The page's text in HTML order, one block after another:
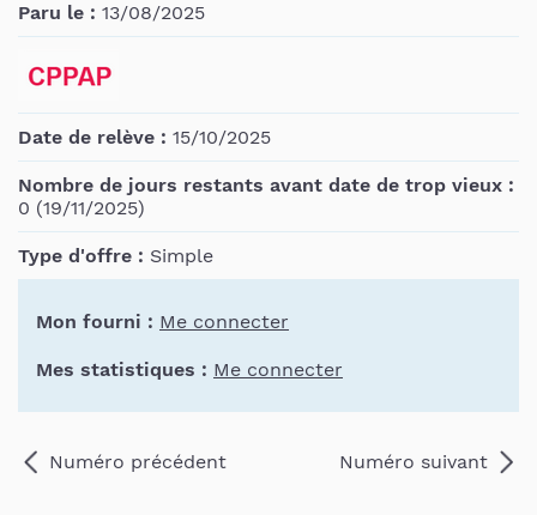
Paru le : 13/08/2025
Date de relève : 15/10/2025
Nombre de jours restants avant date de trop vieux :
0 (19/11/2025)
Type d'offre : Simple
Mon fourni : Me connecter
Mes statistiques : Me connecter
Numéro précédent Numéro suivant